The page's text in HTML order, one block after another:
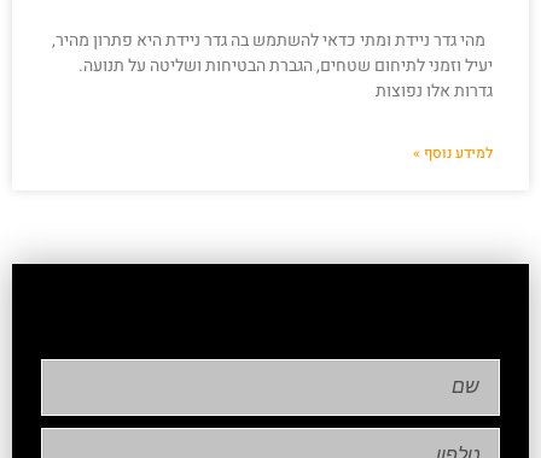
מהי גדר ניידת ומתי כדאי להשתמש בה גדר ניידת היא פתרון מהיר,
יעיל וזמני לתיחום שטחים, הגברת הבטיחות ושליטה על תנועה.
גדרות אלו נפוצות
למידע נוסף »